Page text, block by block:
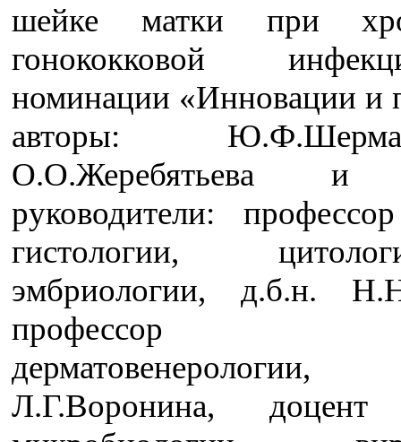
шейке матки при
гонококковой
номинации «Инновации и
авторы:
О.О.Жеребятьева и
руководители:
гистологии,
эмбриологии, д.б.н.
профессор
Л.Г.Воронина, доцент